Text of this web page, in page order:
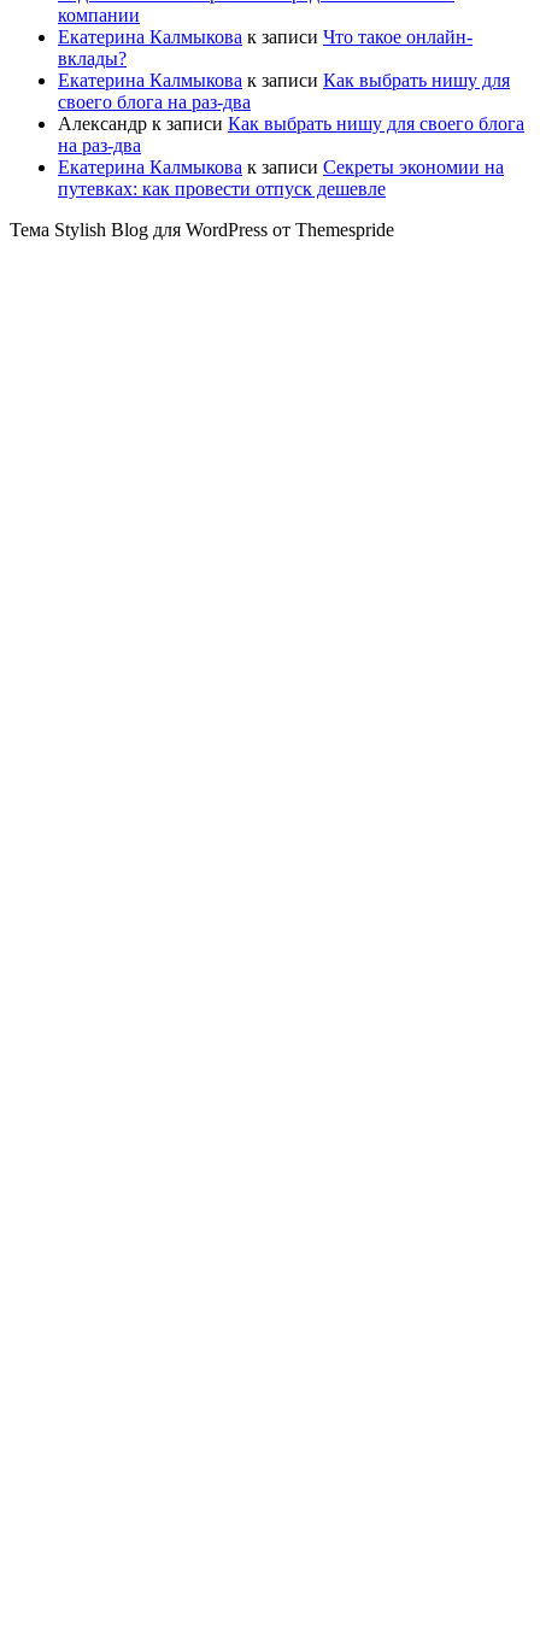
компании
Екатерина Калмыкова к записи Что такое онлайн-
вклады?
Екатерина Калмыкова к записи Как выбрать нишу для
своего блога на раз-два
Александр к записи Как выбрать нишу для своего блога
на раз-два
Екатерина Калмыкова к записи Секреты экономии на
путевках: как провести отпуск дешевле
Тема Stylish Blog для WordPress от Themespride